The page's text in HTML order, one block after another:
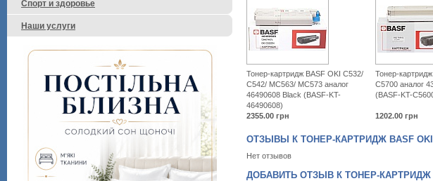
Тонер-картридж BASF OKI C532/
C542/ MC563/ MC573 аналог
46490608 Black (BASF-KT-
46490608)
Тонер-
C5700 аналог
(BASF-KT-
2355.00 грн 1202.00 грн
ОТЗЫВЫ К ТОНЕР-КАРТРИДЖ BASF OKI
Нет отзывов
ДОБАВИТЬ ОТЗЫВ К ТОНЕР-КАРТРИДЖ
Спорт и здоровье
Наши услуги